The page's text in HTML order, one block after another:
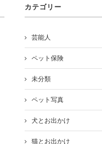
カテゴリー
芸能人
ペット保険
未分類
ペット写真
犬とお出かけ
猫とお出かけ